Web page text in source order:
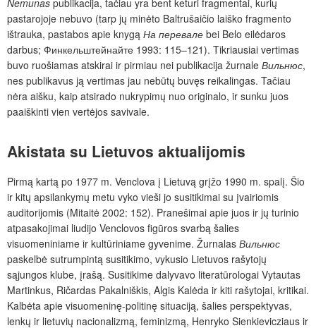
pastarojoje nebuvo (tarp jų minėto Baltrušaičio laiško fragmento
ištrauka, pastabos apie knygą На перевале bei Belo eilėdaros
darbus; Финкельштейнайте 1993: 115–121). Tikriausiai vertimas
buvo ruošiamas atskirai ir pirmiau nei publikacija žurnale Вильнюс,
nes publikavus ją vertimas jau nebūtų buvęs reikalingas. Tačiau
nėra aišku, kaip atsirado nukrypimų nuo originalo, ir sunku juos
paaiškinti vien vertėjos savivale.
Akistata su Lietuvos aktualijomis
Pirmą kartą po 1977 m. Venclova į Lietuvą grįžo 1990 m. spalį. Šio
ir kitų apsilankymų metu vyko vieši jo susitikimai su įvairiomis
auditorijomis (Mitaitė 2002: 152). Pranešimai apie juos ir jų turinio
atpasakojimai liudijo Venclovos figūros svarbą šalies
visuomeniniame ir kultūriniame gyvenime. Žurnalas Вильнюс
paskelbė sutrumpintą susitikimo, vykusio Lietuvos rašytojų
sąjungos klube, įrašą. Susitikime dalyvavo literatūrologai Vytautas
Martinkus, Ričardas Pakalniškis, Algis Kalėda ir kiti rašytojai, kritikai.
Kalbėta apie visuomeninę-politinę situaciją, šalies perspektyvas,
lenkų ir lietuvių nacionalizmą, feminizmą, Henryko Sienkievicziaus ir